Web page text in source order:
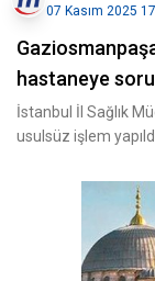
07 Kasım 2025
hastaneye
İstanbul İl Sağlık
usulsüz işlem